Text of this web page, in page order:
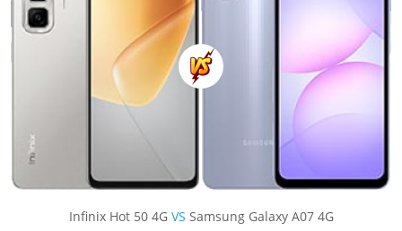
Infinix Hot 50 4G VS Samsung Galaxy A07 4G